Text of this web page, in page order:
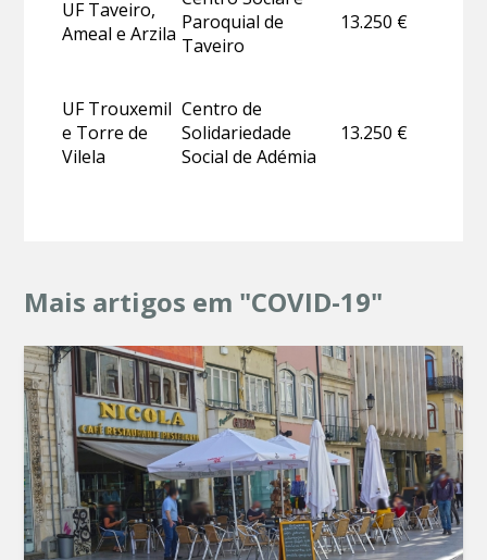
UF Taveiro,
Ameal e Arzila Paroquial de
Taveiro
13.250 €
UF Trouxemil
e Torre de
Vilela
Centro de
Solidariedade
Social de Adémia
13.250 €
Mais artigos em "COVID-19"